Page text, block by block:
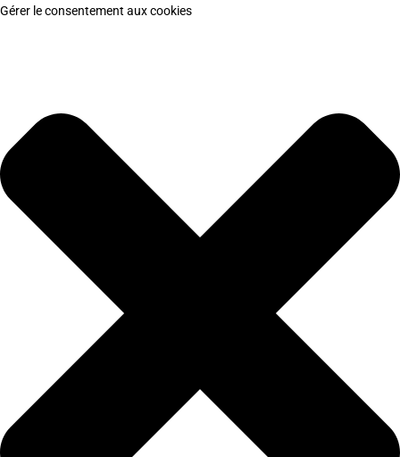
Gérer le consentement aux cookies